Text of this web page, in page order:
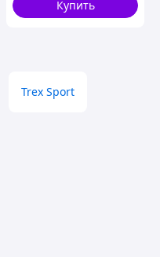
Купить
Trex Sport